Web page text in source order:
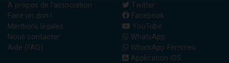
A propos de l'association
Faire un don !
Mentions légales
Nous contacter
Aide (FAQ)
Twitter
Facebook
YouTube
WhatsApp
WhatsApp Femmes
Application iOS